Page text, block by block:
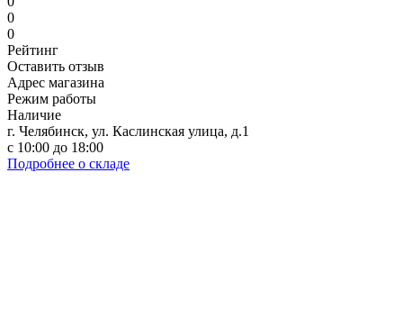
0
0
Рейтинг
Оставить отзыв
Адрес магазина
Режим работы
Наличие
г. Челябинск, ул. Каслинская улица, д.1
с 10:00 до 18:00
Подробнее о складе